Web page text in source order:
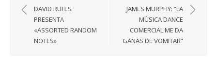
de
entradas
DAVID RUFES
PRESENTA
«ASSORTED RANDOM
NOTES»
JAMES MURPHY: “LA
MÚSICA DANCE
COMERCIAL ME DA
GANAS DE VOMITAR”